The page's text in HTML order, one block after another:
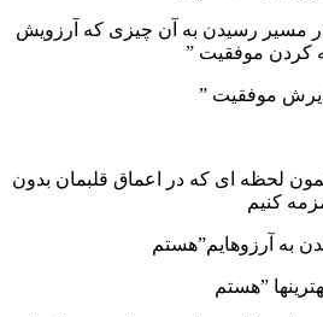
مسیر رسیدن به آن چیزی که آرزویش
کردن موفقیت ”
موفقیت ”
لحظه ای که در اعماق قلبمان بدون
کنیم
به آرزوهایم”هستم
”هستم